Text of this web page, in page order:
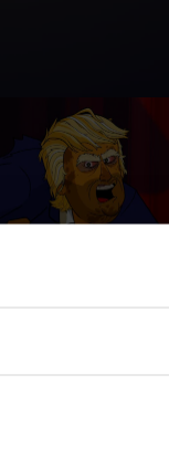
første
må tegneserie-